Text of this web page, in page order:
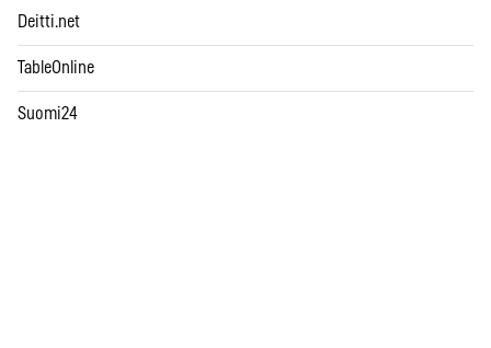
Deitti.net
TableOnline
Suomi24